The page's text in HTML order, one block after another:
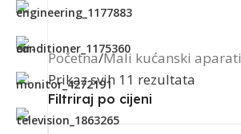
Početna/Mali kućanski aparati
Prikaz svih 11 rezultata
Filtriraj po cijeni